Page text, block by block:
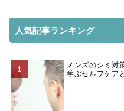
人気記事ランキング
メンズのシミ対
学ぶセルフケア